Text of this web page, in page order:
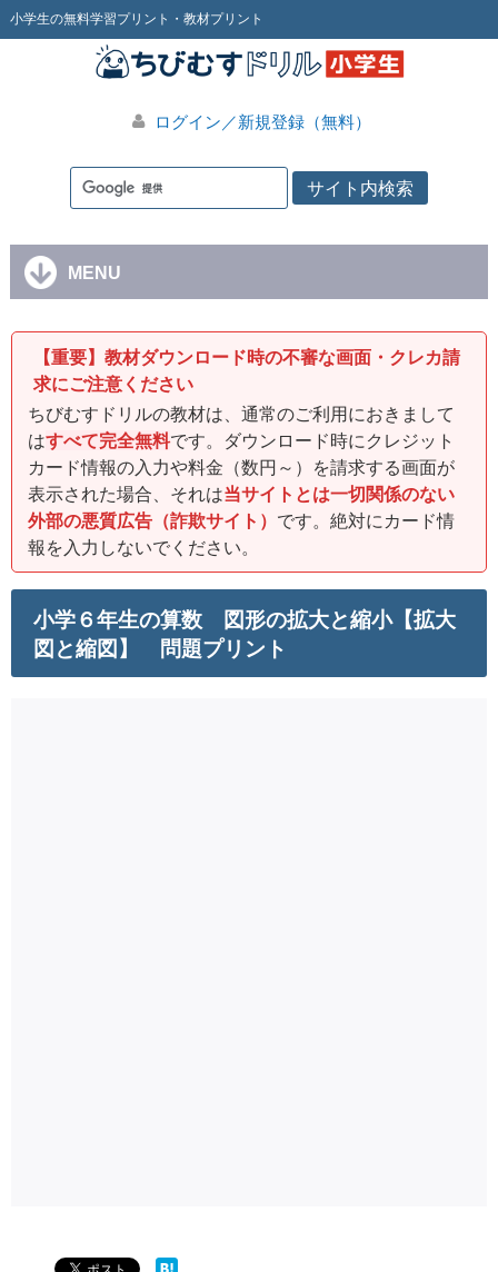
小学生の無料学習プリント・教材プリント
ログイン／新規登録（無料）
MENU
【重要】教材ダウンロード時の不審な画面・クレカ請
求にご注意ください
ちびむすドリルの教材は、通常のご利用におきまして
はすべて完全無料です。ダウンロード時にクレジット
カード情報の入力や料金（数円～）を請求する画面が
表示された場合、それは当サイトとは一切関係のない
外部の悪質広告（詐欺サイト） です。絶対にカード情
報を入力しないでください。
小学６年生の算数 図形の拡大と縮小【拡大
図と縮図】 問題プリント